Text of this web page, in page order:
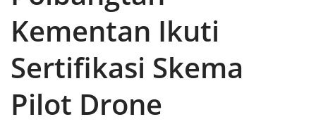
Kementan Ikuti
Sertifikasi Skema
Pilot Drone